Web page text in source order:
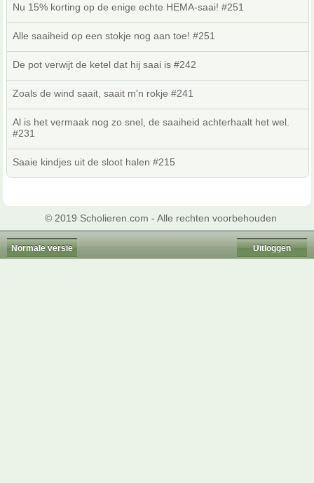
Nu 15% korting op de enige echte HEMA-saai! #251
Alle saaiheid op een stokje nog aan toe! #251
De pot verwijt de ketel dat hij saai is #242
Zoals de wind saait, saait m'n rokje #241
Al is het vermaak nog zo snel, de saaiheid achterhaalt het wel.
#231
Saaie kindjes uit de sloot halen #215
© 2019 Scholieren.com - Alle rechten voorbehouden
Normale versie Uitloggen